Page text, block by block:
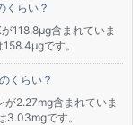
くらい？
118.8μg含まれていま
です。
くらい？
2.27mg含まれていま
3.03mgです。